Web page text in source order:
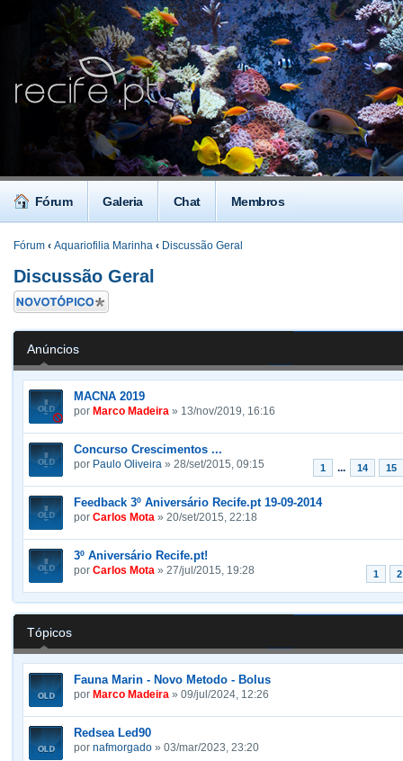
Fórum Galeria Chat Membros
Fórum ‹ Aquariofilia Marinha ‹ Discussão Geral
Discussão Geral
Criar um novo
Tópico
Anúncios
MACNA 2019
por Marco Madeira » 13/nov/2019, 16:16
Concurso Crescimentos ...
1 ... 14 15
por Paulo Oliveira » 28/set/2015, 09:15
Feedback 3º Aniversário Recife.pt 19-09-2014
por Carlos Mota » 20/set/2015, 22:18
3º Aniversário Recife.pt!
1 2
por Carlos Mota » 27/jul/2015, 19:28
Tópicos
Fauna Marin - Novo Metodo - Bolus
por Marco Madeira » 09/jul/2024, 12:26
Redsea Led90
por nafmorgado » 03/mar/2023, 23:20